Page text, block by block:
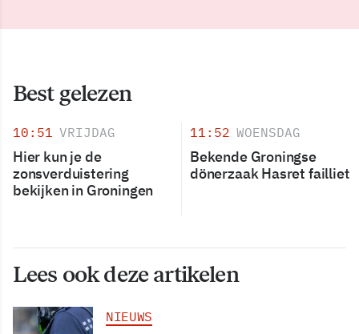
Best gelezen
10:51 VRIJDAG
Hier kun je de
zonsverduistering
bekijken in Groningen
11:52 WOENSDAG
Bekende Groningse
dönerzaak Hasret failliet
Lees ook deze artikelen
NIEUWS